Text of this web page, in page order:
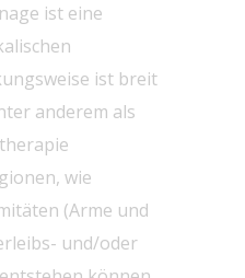
ist eine
ist breit
anderem als
wie
(Arme und
und/oder